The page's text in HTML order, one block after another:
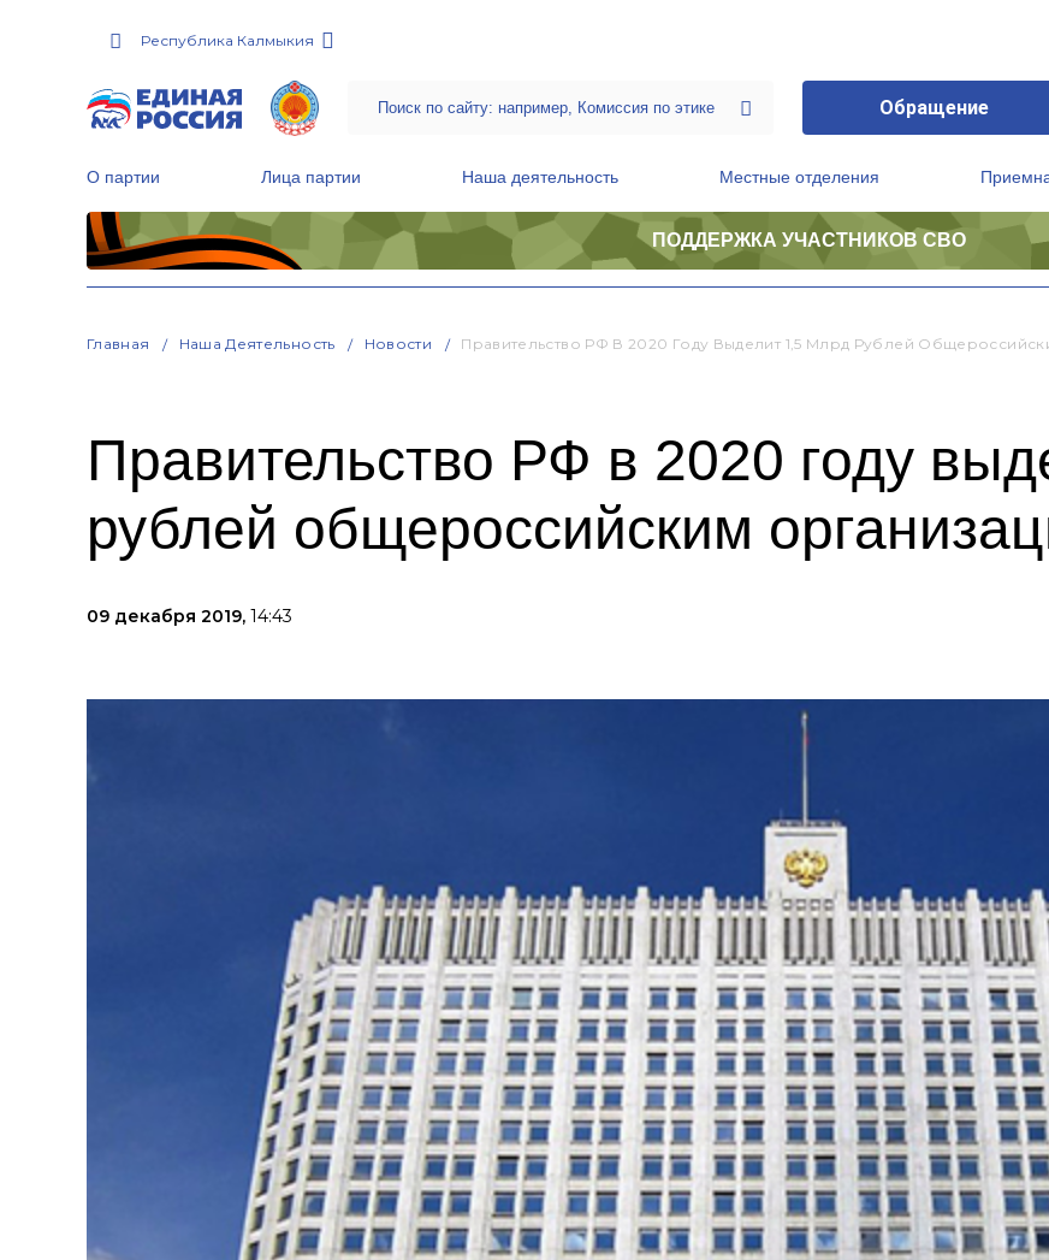
Республика Калмыкия
Обращение
О партии Лица партии Наша деятельность Местные отделения
ПОДДЕРЖКА УЧАСТНИКОВ СВО
Главная Наша Деятельность Новости Правительство РФ В 2020 Году Выделит 1,5 Млрд Рублей
Правительство РФ в 2020 году
рублей общероссийским
09 декабря 2019, 14:43